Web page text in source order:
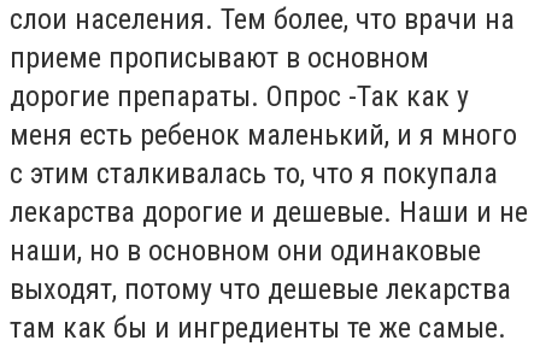
слои населения. Тем более, что врачи на
приеме прописывают в основном
дорогие препараты. Опрос -Так как у
меня есть ребенок маленький, и я много
с этим сталкивалась то, что я покупала
лекарства дорогие и дешевые. Наши и не
наши, но в основном они одинаковые
выходят, потому что дешевые лекарства
там как бы и ингредиенты те же самые.